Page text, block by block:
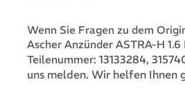
Wenn Sie Fragen zu dem
Ascher Anzünder ASTRA-H
Teilenummer:13133284,
uns melden. Wir helfen Ihnen